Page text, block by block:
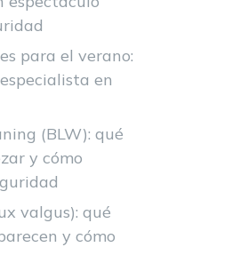
para el verano:
en
(BLW): qué
y cómo
valgus): qué
y cómo